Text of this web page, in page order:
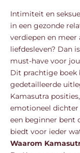
Intimiteit en
in een gezonde
verdiepen en
liefdesleven? Dan
must-have voor
Dit prachtige boek
gedetailleerde
Kamasutra
emotioneel dichter
een beginner bent
biedt voor ieder
Waarom